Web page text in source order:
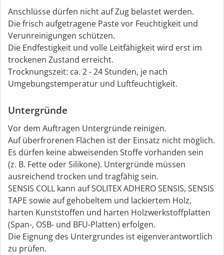
Anschlüsse dürfen nicht auf Zug belastet werden.
Die frisch aufgetragene Paste vor Feuchtigkeit und
Verunreinigungen schützen.
Die Endfestigkeit und volle Leitfähigkeit wird erst im
trockenen Zustand erreicht.
Trocknungszeit: ca. 2 - 24 Stunden, je nach
Umgebungstemperatur und Luftfeuchtigkeit.
Untergründe
Vor dem Auftragen Untergründe reinigen.
Auf überfrorenen Flächen ist der Einsatz nicht möglich.
Es dürfen keine abweisenden Stoffe vorhanden sein
(z. B. Fette oder Silikone). Untergründe müssen
ausreichend trocken und tragfähig sein.
SENSIS COLL kann auf SOLITEX ADHERO SENSIS, SENSIS
TAPE sowie auf gehobeltem und lackiertem Holz,
harten Kunststoffen und harten Holzwerkstoffplatten
(Span-, OSB- und BFU-Platten) erfolgen.
Die Eignung des Untergrundes ist eigenverantwortlich
zu prüfen.